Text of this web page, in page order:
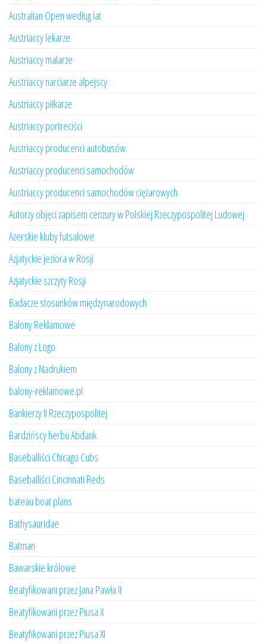
Australian Open według lat
Austriaccy lekarze
Austriaccy malarze
Austriaccy narciarze alpejscy
Austriaccy piłkarze
Austriaccy portreciści
Austriaccy producenci autobusów
Austriaccy producenci samochodów
Austriaccy producenci samochodów ciężarowych
Autorzy objęci zapisem cenzury w Polskiej Rzeczypospolitej Ludowej
Azerskie kluby futsalowe
Azjatyckie jeziora w Rosji
Azjatyckie szczyty Rosji
Badacze stosunków międzynarodowych
Balony Reklamowe
Balony z Logo
Balony z Nadrukiem
balony-reklamowe.pl
Bankierzy II Rzeczypospolitej
Bardzińscy herbu Abdank
Baseballiści Chicago Cubs
Baseballiści Cincinnati Reds
bateau boat plans
Bathysauridae
Batman
Bawarskie królowe
Beatyfikowani przez Jana Pawła II
Beatyfikowani przez Piusa X
Beatyfikowani przez Piusa XI